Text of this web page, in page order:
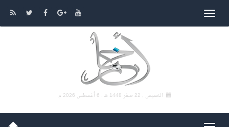
الخميس , 22 صفر 1448 هـ , 6 أغسطس 2026 م